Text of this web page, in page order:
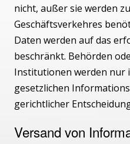
nicht, außer sie werden
Geschäftsverkehres
Daten werden auf das
beschränkt. Behörden
Institutionen werden nur
gesetzlichen
gerichtlicher
Versand von